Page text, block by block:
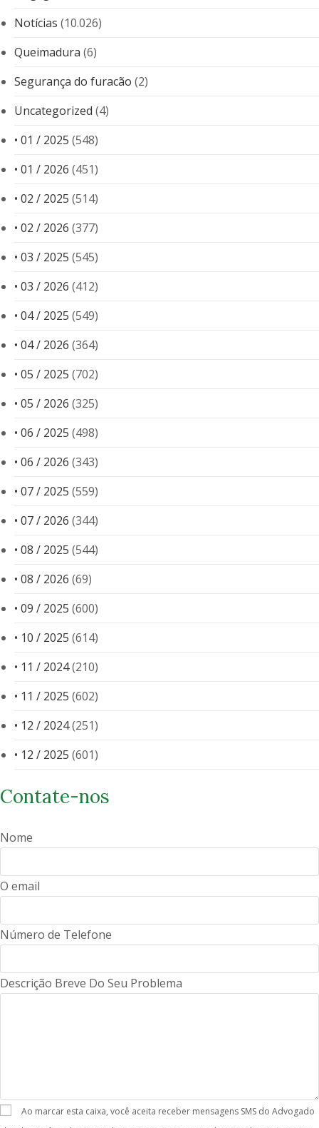
Notícias (10.026)
Queimadura (6)
Segurança do furacão (2)
Uncategorized (4)
• 01 / 2025 (548)
• 01 / 2026 (451)
• 02 / 2025 (514)
• 02 / 2026 (377)
• 03 / 2025 (545)
• 03 / 2026 (412)
• 04 / 2025 (549)
• 04 / 2026 (364)
• 05 / 2025 (702)
• 05 / 2026 (325)
• 06 / 2025 (498)
• 06 / 2026 (343)
• 07 / 2025 (559)
• 07 / 2026 (344)
• 08 / 2025 (544)
• 08 / 2026 (69)
• 09 / 2025 (600)
• 10 / 2025 (614)
• 11 / 2024(210)
• 11 / 2025 (602)
• 12 / 2024(251)
• 12 / 2025 (601)
Contate-nos
Nome
O email
Número de Telefone
Descrição Breve Do Seu Problema
Ao marcar esta caixa, você aceita receber mensagens SMS do Advogado